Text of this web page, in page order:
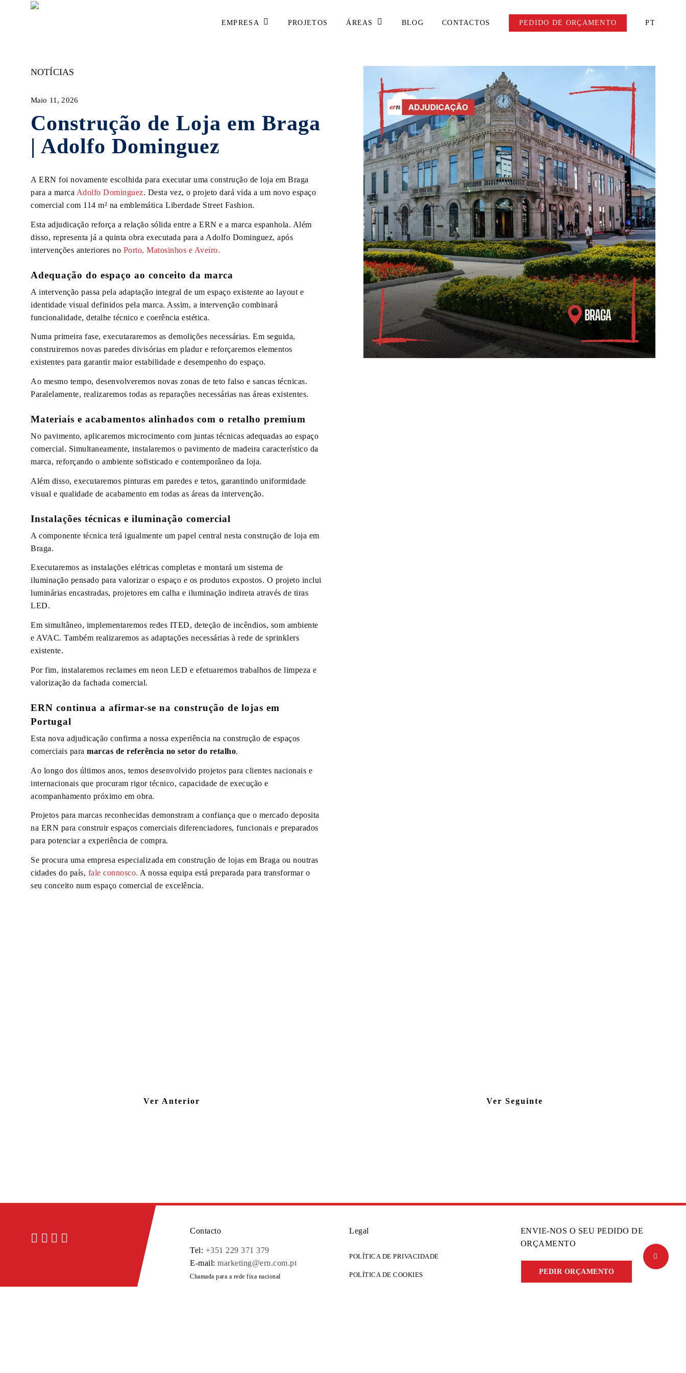
EMPRESA PROJETOS ÁREAS BLOG CONTACTOS PEDIDO DE ORÇAMENTO PT
NOTÍCIAS
Maio 11, 2026
Construção de Loja em Braga
| Adolfo Dominguez
A ERN foi novamente escolhida para executar uma construção de loja em Braga
para a marca Adolfo Dominguez. Desta vez, o projeto dará vida a um novo espaço
comercial com 114 m² na emblemática Liberdade Street Fashion.
Esta adjudicação reforça a relação sólida entre a ERN e a marca espanhola. Além
disso, representa já a quinta obra executada para a Adolfo Dominguez, após
intervenções anteriores no Porto, Matosinhos e Aveiro.
Adequação do espaço ao conceito da marca
A intervenção passa pela adaptação integral de um espaço existente ao layout e
identidade visual definidos pela marca. Assim, a intervenção combinará
funcionalidade, detalhe técnico e coerência estética.
Numa primeira fase, executararemos as demolições necessárias. Em seguida,
construiremos novas paredes divisórias em pladur e reforçaremos elementos
existentes para garantir maior estabilidade e desempenho do espaço.
Ao mesmo tempo, desenvolveremos novas zonas de teto falso e sancas técnicas.
Paralelamente, realizaremos todas as reparações necessárias nas áreas existentes.
Materiais e acabamentos alinhados com o retalho premium
No pavimento, aplicaremos microcimento com juntas técnicas adequadas ao espaço
comercial. Simultaneamente, instalaremos o pavimento de madeira característico da
marca, reforçando o ambiente sofisticado e contemporâneo da loja.
Além disso, executaremos pinturas em paredes e tetos, garantindo uniformidade
visual e qualidade de acabamento em todas as áreas da intervenção.
Instalações técnicas e iluminação comercial
A componente técnica terá igualmente um papel central nesta construção de loja em
Braga.
Executaremos as instalações elétricas completas e montará um sistema de
iluminação pensado para valorizar o espaço e os produtos expostos. O projeto inclui
luminárias encastradas, projetores em calha e iluminação indireta através de tiras
LED.
Em simultâneo, implementaremos redes ITED, deteção de incêndios, som ambiente
e AVAC. Também realizaremos as adaptações necessárias à rede de sprinklers
existente.
Por fim, instalaremos reclames em neon LED e efetuaremos trabalhos de limpeza e
valorização da fachada comercial.
ERN continua a afirmar-se na construção de lojas em
Portugal
Esta nova adjudicação confirma a nossa experiência na construção de espaços
comerciais para marcas de referência no setor do retalho.
Ao longo dos últimos anos, temos desenvolvido projetos para clientes nacionais e
internacionais que procuram rigor técnico, capacidade de execução e
acompanhamento próximo em obra.
Projetos para marcas reconhecidas demonstram a confiança que o mercado deposita
na ERN para construir espaços comerciais diferenciadores, funcionais e preparados
para potenciar a experiência de compra.
Se procura uma empresa especializada em construção de lojas em Braga ou noutras
cidades do país, fale connosco. A nossa equipa está preparada para transformar o
seu conceito num espaço comercial de excelência.
Ver Anterior Ver Seguinte
Contacto
Tel: +351 229 371 379
E-mail:marketing@ern.com.pt
Chamada para a rede fixa nacional
Legal
POLÍTICA DE PRIVACIDADE
POLÍTICA DE COOKIES
ENVIE-NOS O SEU PEDIDO DE
ORÇAMENTO
PEDIR ORÇAMENTO